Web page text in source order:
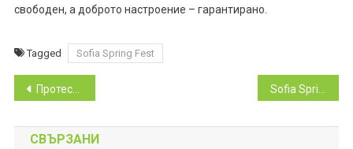
свободен, а доброто настроение – гарантирано.
Tagged Sofia Spring Fest
Навигация
Протест за Сияна в София под надслов „България няма деца за убиване“
СВЪРЗАНИ